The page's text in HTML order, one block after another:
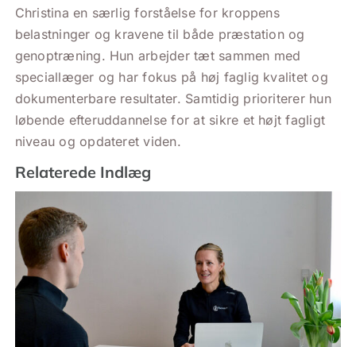
Christina en særlig forståelse for kroppens
belastninger og kravene til både præstation og
genoptræning. Hun arbejder tæt sammen med
speciallæger og har fokus på høj faglig kvalitet og
dokumenterbare resultater. Samtidig prioriterer hun
løbende efteruddannelse for at sikre et højt fagligt
niveau og opdateret viden.
Relaterede Indlæg